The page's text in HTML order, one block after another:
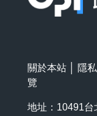
關於本站 隱
覽
地址：10491台